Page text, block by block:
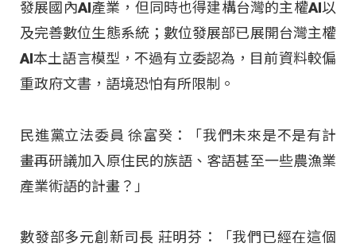
發展國內AI產業，但同時也得建構台灣的主權AI以
及完善數位生態系統；數位發展部已展開台灣主權
AI本土語言模型，不過有立委認為，目前資料較偏
重政府文書，語境恐怕有所限制。
民進黨立法委員 徐富癸：「我們未來是不是有計
畫再研議加入原住民的族語、客語甚至一些農漁業
產業術語的計畫？」
數發部多元創新司長 莊明芬：「我們已經在這個